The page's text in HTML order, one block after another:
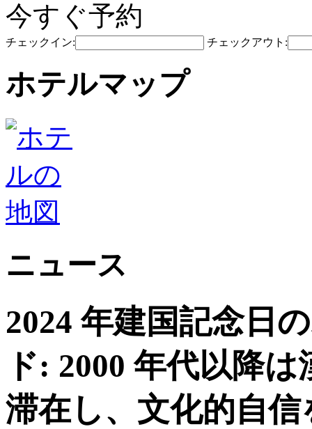
今すぐ予約
チェックイン: チェックアウト:
ホテルマップ
ニュース
2024 年建国記念日
ド: 2000 年代以降
滞在し、文化的自